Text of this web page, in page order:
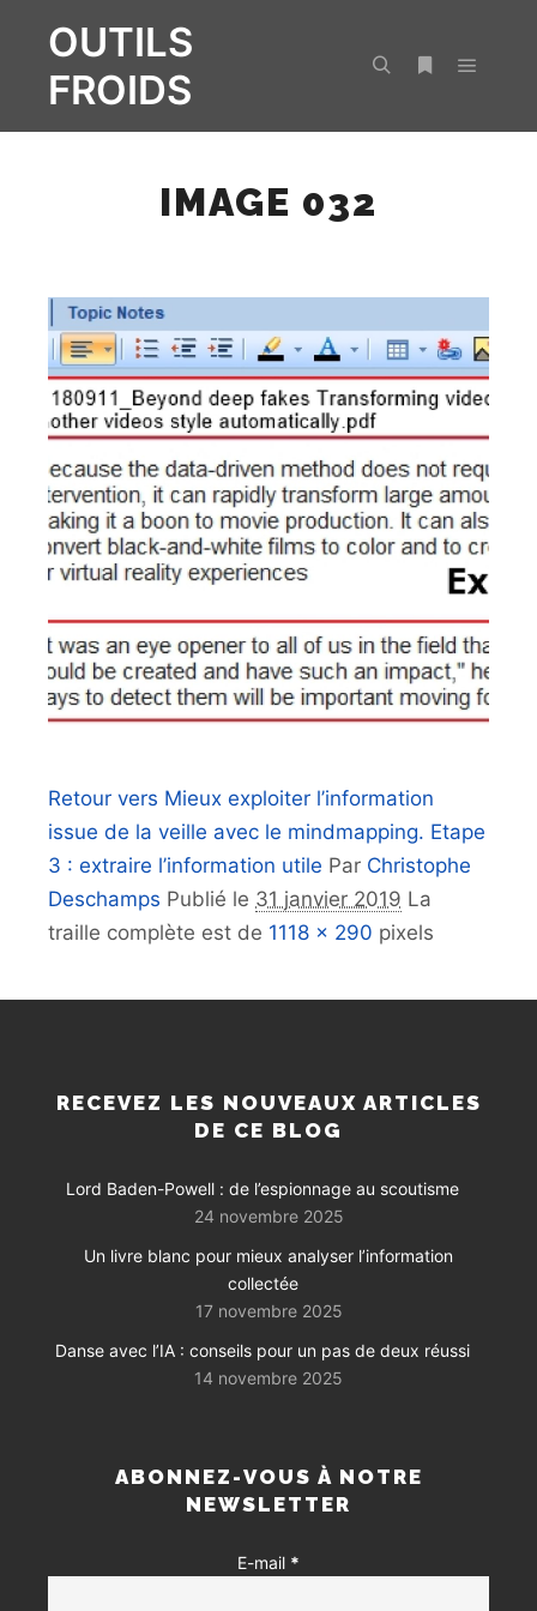
OUTILS
FROIDS
IMAGE 032
Retour vers Mieux exploiter l’information
issue de la veille avec le mindmapping. Etape
3 : extraire l’information utile Par Christophe
Deschamps Publié le 31 janvier 2019 La
traille complète est de 1118 × 290 pixels
RECEVEZ LES NOUVEAUX ARTICLES
DE CE BLOG
Lord Baden-Powell : de l’espionnage au scoutisme
24 novembre 2025
Un livre blanc pour mieux analyser l’information
collectée
17 novembre 2025
Danse avec l’IA : conseils pour un pas de deux réussi
14 novembre 2025
ABONNEZ-VOUS À NOTRE
NEWSLETTER
E-mail *